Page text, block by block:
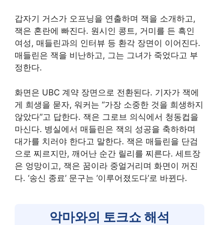
갑자기 거스가 오프닝을 연출하며 잭을 소개하고,
잭은 혼란에 빠진다. 원시인 콩트, 거미를 든 흑인
여성, 매들린과의 인터뷰 등 환각 장면이 이어진다.
매들린은 잭을 비난하고, 그는 그녀가 죽었다고 부
정한다.
화면은 UBC 계약 장면으로 전환된다. 기자가 잭에
게 희생을 묻자, 워커는 “가장 소중한 것을 희생하지
않았다”고 답한다. 잭은 그로브 의식에서 청동컵을
마신다. 병실에서 매들린은 잭의 성공을 축하하며
대가를 치러야 한다고 말한다. 잭은 매들린을 단검
으로 찌르지만, 깨어난 순간 릴리를 찌른다. 세트장
은 엉망이고, 잭은 꿈이라 중얼거리며 화면이 꺼진
다. ‘송신 종료’ 문구는 ‘이루어졌도다’로 바뀐다.
악마와의 토크쇼 해석